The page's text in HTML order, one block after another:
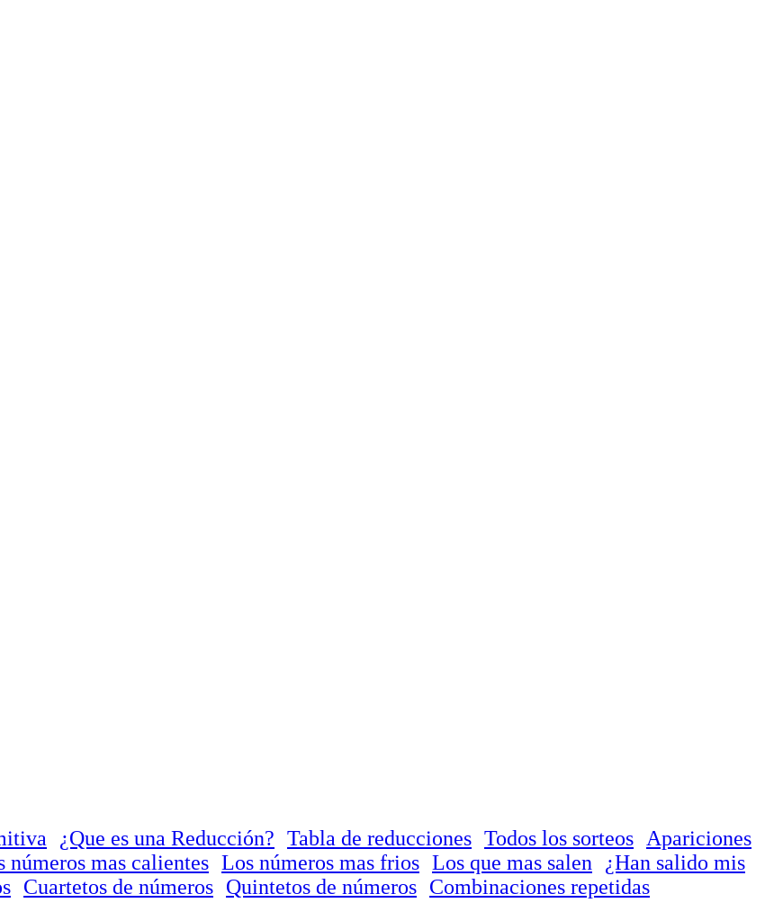
¿Que es una Reducción? Tabla de reducciones Todos los sorteos
Apariciones
números mas calientes Los números mas frios Los que mas salen
¿Han salido mis
Cuartetos de números Quintetos de números Combinaciones repetidas